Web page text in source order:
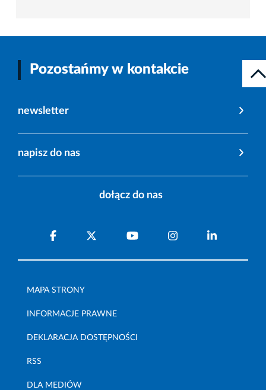
Pozostańmy w kontakcie
newsletter
napisz do nas
dołącz do nas
MAPA STRONY
INFORMACJE PRAWNE
DEKLARACJA DOSTĘPNOŚCI
RSS
DLA MEDIÓW